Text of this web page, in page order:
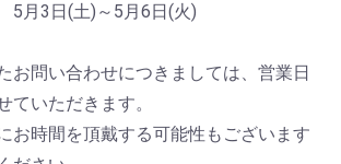
)～5月6日(火)
お問い合わせにつきましては、営業日
ていただきます。
お時間を頂戴する可能性もございます